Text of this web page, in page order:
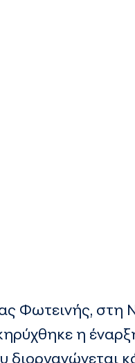
Φωτεινής, στη
η